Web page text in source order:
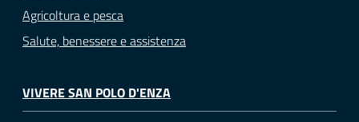
Agricoltura e pesca
Salute, benessere e assistenza
VIVERE SAN POLO D'ENZA